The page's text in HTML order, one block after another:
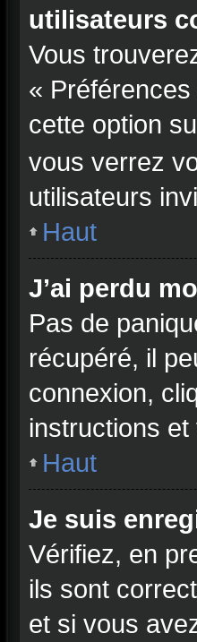
utilisateurs
Vous
«
cette option
vous verrez
utilisateurs
Haut
J’ai perdu
Pas de
récupéré, il
connexion,
instructions
Haut
Je suis
Vérifiez, en
ils sont
et si vous